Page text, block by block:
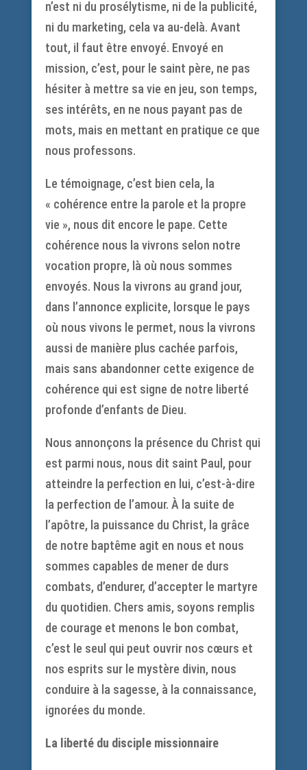
n’est ni du prosélytisme, ni de la publicité,
ni du marketing, cela va au-delà. Avant
tout, il faut être envoyé. Envoyé en
mission, c’est, pour le saint père, ne pas
hésiter à mettre sa vie en jeu, son temps,
ses intérêts, en ne nous payant pas de
mots, mais en mettant en pratique ce que
nous professons.
Le témoignage, c’est bien cela, la
« cohérence entre la parole et la propre
vie », nous dit encore le pape. Cette
cohérence nous la vivrons selon notre
vocation propre, là où nous sommes
envoyés. Nous la vivrons au grand jour,
dans l’annonce explicite, lorsque le pays
où nous vivons le permet, nous la vivrons
aussi de manière plus cachée parfois,
mais sans abandonner cette exigence de
cohérence qui est signe de notre liberté
profonde d’enfants de Dieu.
Nous annonçons la présence du Christ qui
est parmi nous, nous dit saint Paul, pour
atteindre la perfection en lui, c’est-à-dire
la perfection de l’amour. À la suite de
l’apôtre, la puissance du Christ, la grâce
de notre baptême agit en nous et nous
sommes capables de mener de durs
combats, d’endurer, d’accepter le martyre
du quotidien. Chers amis, soyons remplis
de courage et menons le bon combat,
c’est le seul qui peut ouvrir nos cœurs et
nos esprits sur le mystère divin, nous
conduire à la sagesse, à la connaissance,
ignorées du monde.
La liberté du disciple missionnaire